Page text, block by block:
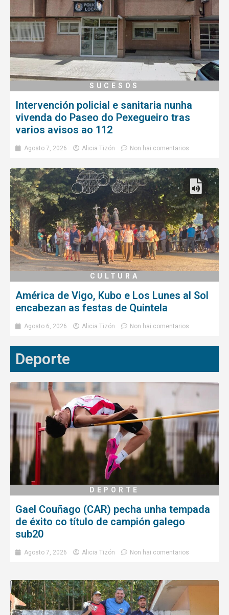
SUCESOS
Intervención policial e sanitaria nunha
vivenda do Paseo do Pexegueiro tras
varios avisos ao 112
Agosto 7, 2026 Alicia Tizón Non hai comentarios
CULTURA
América de Vigo, Kubo e Los Lunes al Sol
encabezan as festas de Quintela
Agosto 6, 2026 Alicia Tizón Non hai comentarios
Deporte
DEPORTE
Gael Couñago (CAR) pecha unha tempada
de éxito co título de campión galego
sub20
Agosto 7, 2026 Alicia Tizón Non hai comentarios